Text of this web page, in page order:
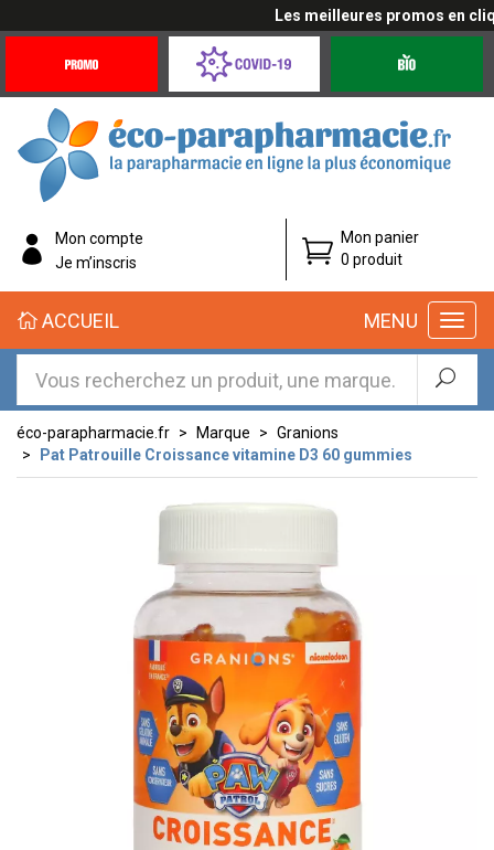
Les meilleures promos en
Offres
Coronavirus
éco-
parapharmacie.fr
éco-
parapharmacie.fr
Mon compte
Je m’inscris
Mon panier
0 produit
MENU
ACCUEIL
éco-parapharmacie.fr Marque
Granions
Pat Patrouille Croissance vitamine D3 60 gummies